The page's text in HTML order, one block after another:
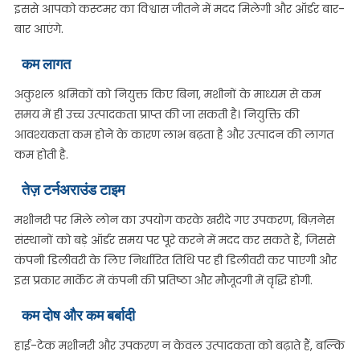
इससे आपको कस्टमर का विश्वास जीतने में मदद मिलेगी और ऑर्डर बार-
बार आएंगे.
कम लागत
अकुशल श्रमिकों को नियुक्त किए बिना, मशीनों के माध्यम से कम
समय में ही उच्च उत्पादकता प्राप्त की जा सकती है। नियुक्ति की
आवश्यकता कम होने के कारण लाभ बढ़ता है और उत्पादन की लागत
कम होती है.
तेज़ टर्नअराउंड टाइम
मशीनरी पर मिले लोन का उपयोग करके खरीदे गए उपकरण, बिज़नेस
संस्थानों को बड़े ऑर्डर समय पर पूरे करने में मदद कर सकते हैं, जिससे
कंपनी डिलीवरी के लिए निर्धारित तिथि पर ही डिलीवरी कर पाएगी और
इस प्रकार मार्केट में कंपनी की प्रतिष्ठा और मौजूदगी में वृद्धि होगी.
कम दोष और कम बर्बादी
हाई-टेक मशीनरी और उपकरण न केवल उत्पादकता को बढ़ाते हैं, बल्कि